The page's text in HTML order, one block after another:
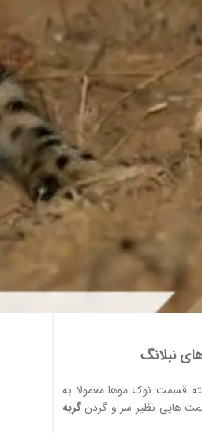
نبلانگ
قسمت نوک موها معمولا به
هایی نظیر سر و گردنگربه